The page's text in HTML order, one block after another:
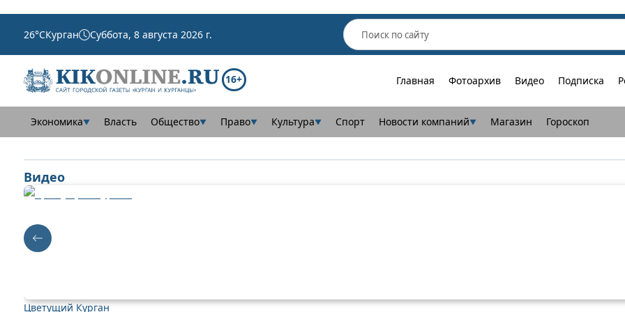
26°CКурган Суббота, 8 августа 2026 г.
16+ Главная Фотоархив Видео Подписка
Экономика▼ Власть Общество▼ Право▼ Культура▼ Спорт Новости компаний▼ Магазин Гороскоп
Видео
Цветущий Курган